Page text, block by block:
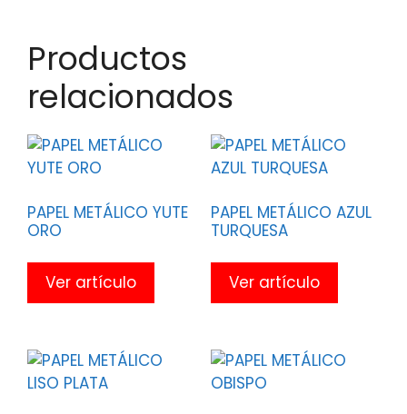
Productos
relacionados
PAPEL METÁLICO YUTE
ORO
Ver artículo
PAPEL METÁLICO AZUL
TURQUESA
Ver artículo